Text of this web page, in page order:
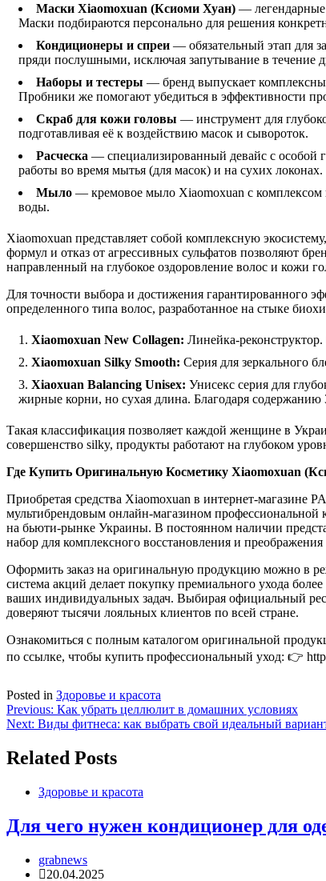
Маски Xiaomoxuan (Ксиоми Хуан) — легендарные
Маски подбираются персонально для решения
Кондиционеры и спреи — обязательный этап для
пряди послушными, исключая запутывание в течение
Наборы и тестеры — бренд выпускает
Пробники же помогают убедиться в эффективности
Скраб для кожи головы — инструмент для
подготавливая её к воздействию масок и сывороток.
Расческа — специализированный девайс с особой
работы во время мытья (для масок) и на сухих локонах.
Мыло — кремовое мыло Xiaomoxuan с комплексом
воды.
Xiaomoxuan представляет собой комплексную
формул и отказ от агрессивных сульфатов позволяют
направленный на глубокое оздоровление волос и кожи
Для точности выбора и достижения гарантированного
определенного типа волос, разработанное на стыке
Xiaomoxuan New Collagen: Линейка-
Xiaomoxuan Silky Smooth: Серия для зеркального
Xiaoxuan Balancing Unisex: Унисекс серия для
жирные корни, но сухая длина. Благодаря содержанию
Такая классификация позволяет каждой женщине в
совершенство silky, продукты работают на глубоком
Где Купить Оригинальную Косметику Xiaomoxuan
Приобретая средства Xiaomoxuan в интернет-
мультибрендовым онлайн-магазином профессиональной
на бьюти-рынке Украины. В постоянном наличии
набор для комплексного восстановления и
Оформить заказ на оригинальную продукцию можно в
система акций делает покупку премиального ухода
ваших индивидуальных задач. Выбирая официальный
доверяют тысячи лояльных клиентов по всей стране.
Ознакомиться с полным каталогом оригинальной
по ссылке, чтобы купить профессиональный уход: 👉
Posted in Здоровье и красота
Навигация
по
записям
Previous: Как убрать целлюлит в домашних условиях
Next: Виды фитнеса: как выбрать свой идеальный
Related Posts
Здоровье и красота
Для чего нужен кондиционер для
grabnews
20.04.2025